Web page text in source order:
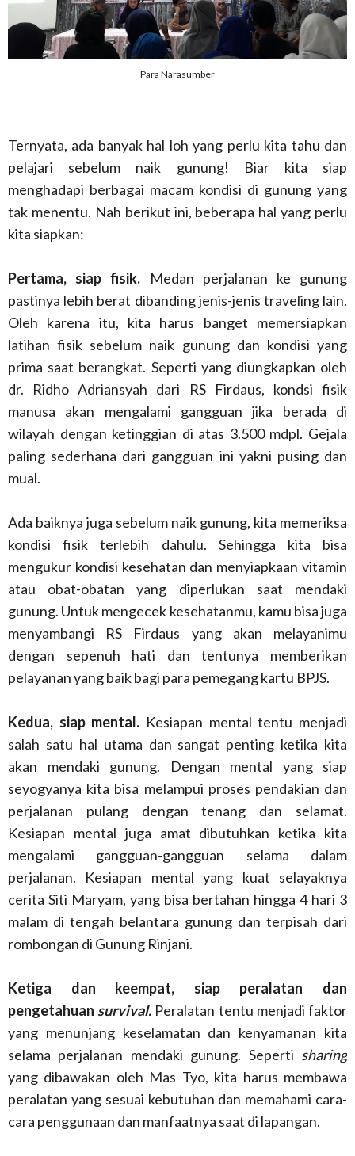
Para Narasumber
Ternyata, ada banyak hal loh yang perlu kita tahu dan
pelajari sebelum naik gunung! Biar kita siap
menghadapi berbagai macam kondisi di gunung yang
tak menentu. Nah berikut ini, beberapa hal yang perlu
kita siapkan:
Pertama, siap fisik.
Medan perjalanan ke gunung
pastinya lebih berat dibanding jenis-jenis traveling lain.
Oleh karena itu, kita harus banget memersiapkan
latihan fisik sebelum naik gunung dan kondisi yang
prima saat berangkat. Seperti yang diungkapkan oleh
dr. Ridho Adriansyah dari RS Firdaus, kondsi fisik
manusa akan mengalami gangguan jika berada di
wilayah dengan ketinggian di atas 3.500 mdpl. Gejala
paling sederhana dari gangguan ini yakni pusing dan
mual.
Ada baiknya juga sebelum naik gunung, kita memeriksa
kondisi fisik terlebih dahulu. Sehingga kita bisa
mengukur kondisi kesehatan dan menyiapkaan vitamin
atau obat-obatan yang diperlukan saat mendaki
gunung. Untuk mengecek kesehatanmu, kamu bisa juga
menyambangi RS Firdaus yang akan melayanimu
dengan sepenuh hati dan tentunya memberikan
pelayanan yang baik bagi para pemegang kartu BPJS.
Kedua, siap mental. Kesiapan mental tentu menjadi
salah satu hal utama dan sangat penting ketika kita
akan mendaki gunung. Dengan mental yang siap
seyogyanya kita bisa melampui proses pendakian dan
perjalanan pulang dengan tenang dan selamat.
Kesiapan mental juga amat dibutuhkan ketika kita
mengalami gangguan-gangguan selama dalam
perjalanan. Kesiapan mental yang kuat selayaknya
cerita Siti Maryam, yang bisa bertahan hingga 4 hari 3
malam di tengah belantara gunung dan terpisah dari
rombongan di Gunung Rinjani.
Ketiga dan keempat, siap peralatan dan
pengetahuan survival. Peralatan tentu menjadi faktor
yang menunjang keselamatan dan kenyamanan kita
selama perjalanan mendaki gunung. Seperti sharing
yang dibawakan oleh Mas Tyo, kita harus membawa
peralatan yang sesuai kebutuhan dan memahami cara-
cara penggunaan dan manfaatnya saat di lapangan.